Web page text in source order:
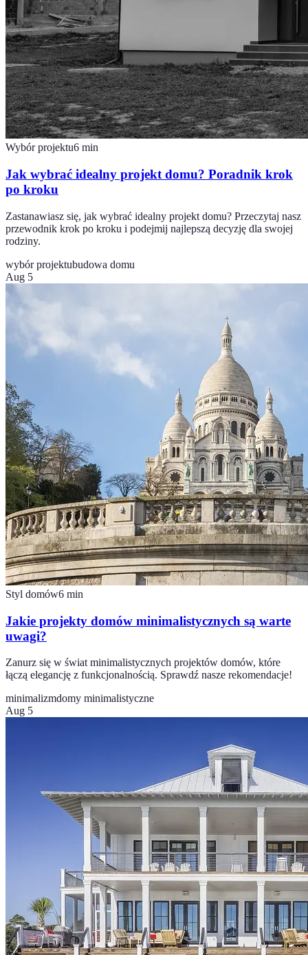
Wybór projektu6 min
Jak wybrać idealny projekt domu? Poradnik krok
po kroku
Zastanawiasz się, jak wybrać idealny projekt domu? Przeczytaj nasz
przewodnik krok po kroku i podejmij najlepszą decyzję dla swojej
rodziny.
wybór projektubudowa domu
Aug 5
Styl domów6 min
Jakie projekty domów minimalistycznych są warte
uwagi?
Zanurz się w świat minimalistycznych projektów domów, które
łączą elegancję z funkcjonalnością. Sprawdź nasze rekomendacje!
minimalizmdomy minimalistyczne
Aug 5